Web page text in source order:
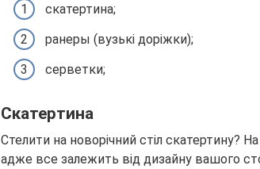
скатертина;
ранеры (вузькі доріжки);
серветки;
Скатертина
Стелити на новорічний стіл скатертину?
адже все залежить від дизайну вашого